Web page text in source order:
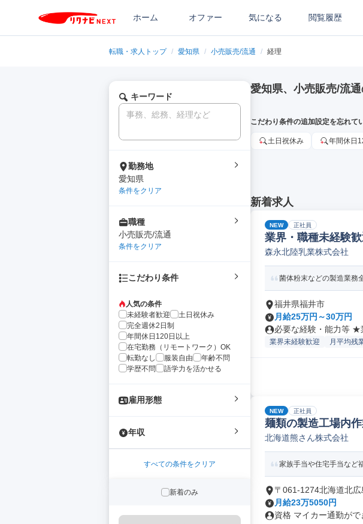
ホーム オファー 気になる 閲覧履歴
転職・求人トップ / 愛知県 / 小売販売/流通 / 経理
キーワード
勤務地
愛知県
条件をクリア
職種
小売販売/流通
条件をクリア
こだわり条件
人気の条件
未経験者歓迎
土日祝休み
完全週休2日制
年間休日120日以上
在宅勤務（リモートワーク）OK
転勤なし
服装自由
年齢不問
学歴不問
語学力を活かせる
雇用形態
年収
すべての条件をクリア
新着のみ
愛知県、小売販売/流
こだわり条件の追加設定を忘れて
土日祝休み 年間休日
新着求人
NEW 正社員
業界・職種未経験
ペレーター/ライン
森永北陸乳業株式会社
菌体粉末などの製造業務
福井県福井市
月給25万円～30万円
必要な経験・能力等 ★
業界未経験歓迎 月平均残
NEW 正社員
麺類の製造工場内
北海道熊さん株式会社
家族手当や住宅手当など
〒061-1274北海道北
月給23万5050円
資格 マイカー通勤が